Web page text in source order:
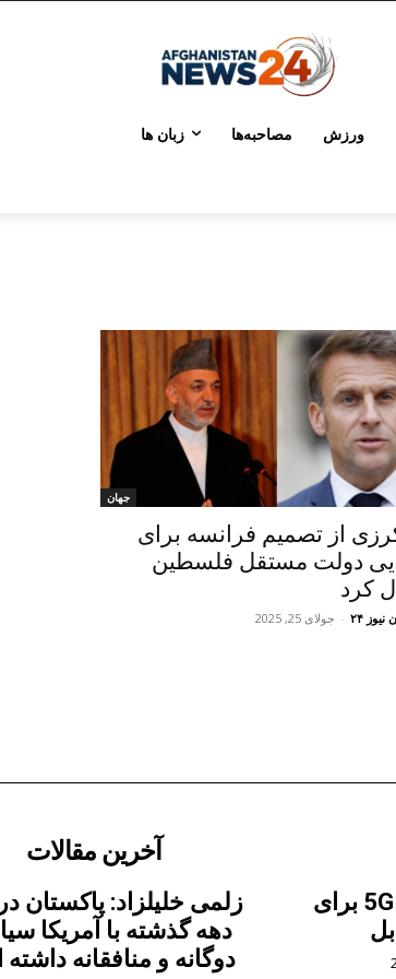
ورزش مصاحبه‌ها زبان ها
جهان
از تصمیم فرانسه برای
دولت مستقل فلسطین
کرد
۲۴ - جولای 25, 2025
آخرین مقالات
زلمی خلیلزاد: پاکستان
دهه گذشته با آمریکا
دوگانه و منافقانه
آغاز آزمایشی خدمات 5G برای